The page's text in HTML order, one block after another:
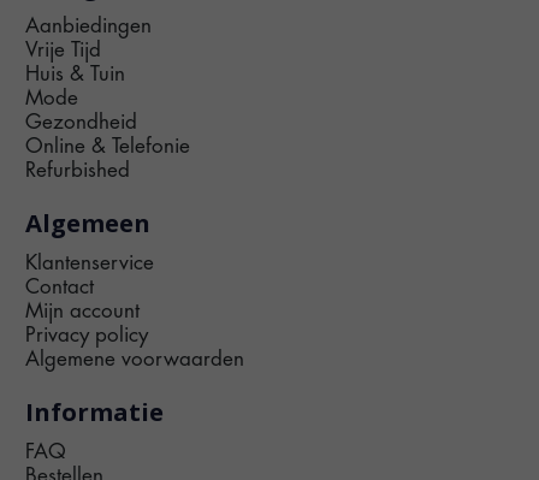
Aanbiedingen
Vrije Tijd
Huis & Tuin
Mode
Gezondheid
Online & Telefonie
Refurbished
Algemeen
Klantenservice
Contact
Mijn account
Privacy policy
Algemene voorwaarden
Informatie
FAQ
Bestellen